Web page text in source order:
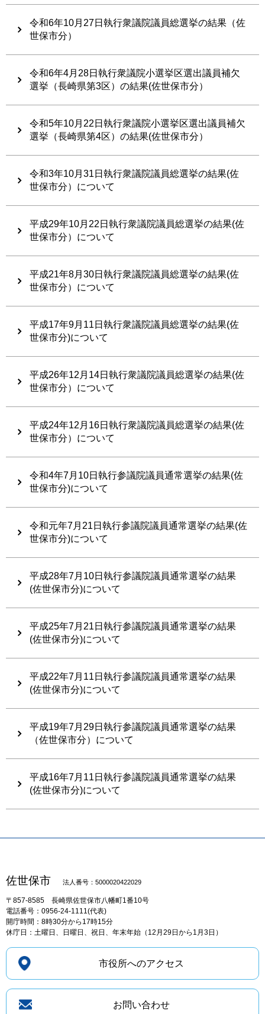
令和6年10月27日執行衆議院議員総選挙の結果（佐
世保市分）
令和6年4月28日執行衆議院小選挙区選出議員補欠
選挙（長崎県第3区）の結果(佐世保市分）
令和5年10月22日執行衆議院小選挙区選出議員補欠
選挙（長崎県第4区）の結果(佐世保市分）
令和3年10月31日執行衆議院議員総選挙の結果(佐
世保市分）について
平成29年10月22日執行衆議院議員総選挙の結果(佐
世保市分）について
平成21年8月30日執行衆議院議員総選挙の結果(佐
世保市分）について
平成17年9月11日執行衆議院議員総選挙の結果(佐
世保市分)について
平成26年12月14日執行衆議院議員総選挙の結果(佐
世保市分）について
平成24年12月16日執行衆議院議員総選挙の結果(佐
世保市分）について
令和4年7月10日執行参議院議員通常選挙の結果(佐
世保市分)について
令和元年7月21日執行参議院議員通常選挙の結果(佐
世保市分)について
平成28年7月10日執行参議院議員通常選挙の結果
(佐世保市分)について
平成25年7月21日執行参議院議員通常選挙の結果
(佐世保市分)について
平成22年7月11日執行参議院議員通常選挙の結果
(佐世保市分)について
平成19年7月29日執行参議院議員通常選挙の結果
（佐世保市分）について
平成16年7月11日執行参議院議員通常選挙の結果
(佐世保市分)について
佐世保市 法人番号：5000020422029
〒857-8585 長崎県佐世保市八幡町1番10号
電話番号：0956-24-1111(代表)
開庁時間：8時30分から17時15分
休庁日：土曜日、日曜日、祝日、年末年始（12月29日から1月3日）
市役所へのアクセス
お問い合わせ